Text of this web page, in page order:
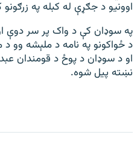
اوونیو د جګړې له کبله په
په سوډان کې د واک پر سر دوې
د ځواکونو په نامه د ملېشه وو
او د سوډان د پوځ د قومندان
نښته پیل شوه.